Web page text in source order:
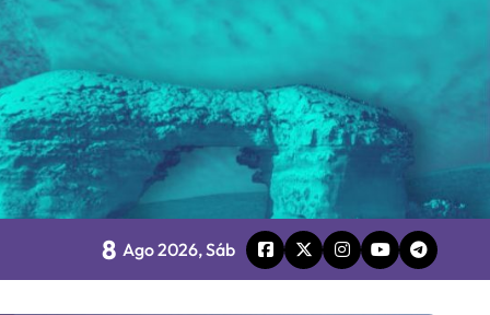
8 Ago 2026, Sáb